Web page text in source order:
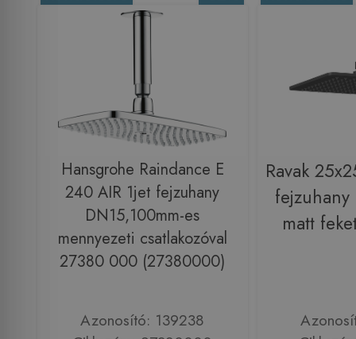
Hansgrohe Raindance E
240 AIR 1jet fejzuhany
DN15,100mm-es
mennyezeti csatlakozóval
27380 000 (27380000)
Azonosító: 139238
Ravak
matt